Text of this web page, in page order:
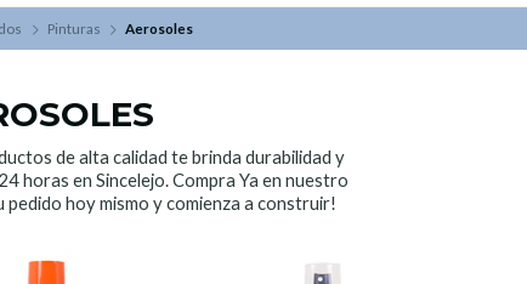
Pinturas Aerosoles
de alta calidad te brinda durabilidad y
horas en Sincelejo. Compra Ya en nuestro
pedido hoy mismo y comienza a construir!